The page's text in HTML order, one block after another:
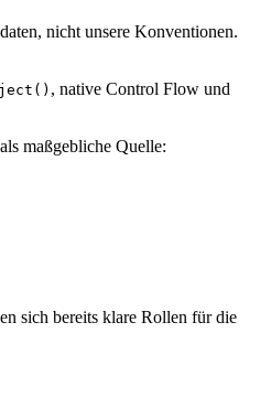
nicht unsere Konventionen.
, native Control Flow und
als maßgebliche Quelle:
sich bereits klare Rollen für die